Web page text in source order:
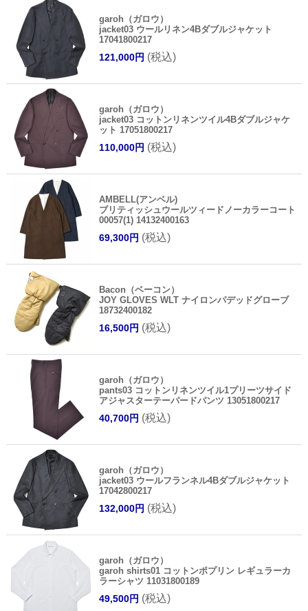
garoh（ガロウ）
jacket03 ウールリネン4Bダブルジャケット
17041800217
121,000円 (税込)
garoh（ガロウ）
jacket03 コットンリネンツイル4Bダブルジャケ
ット 17051800217
110,000円 (税込)
AMBELL(アンベル)
ブリティッシュウールツィードノーカラーコート
00057(1) 14132400163
69,300円 (税込)
Bacon（ベーコン）
JOY GLOVES WLT ナイロンパデッドグローブ
18732400182
16,500円 (税込)
garoh（ガロウ）
pants03 コットンリネンツイル1プリーツサイド
アジャスターテーパードパンツ 13051800217
40,700円 (税込)
garoh（ガロウ）
jacket03 ウールフランネル4Bダブルジャケット
17042800217
132,000円 (税込)
garoh（ガロウ）
garoh shirts01 コットンポプリン レギュラーカ
ラーシャツ 11031800189
49,500円 (税込)